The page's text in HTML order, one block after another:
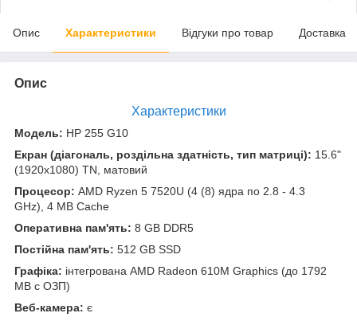
Опис Характеристики Відгуки про товар Доставка
Опис
Характеристики
Модель: HP 255 G10
Екран (діагональ, роздільна здатність, тип матриці): 15.6"
(1920x1080) TN, матовий
Процесор: AMD Ryzen 5 7520U (4 (8) ядра по 2.8 - 4.3
GHz), 4 MB Cache
Оперативна пам'ять: 8 GB DDR5
Постійна пам'ять: 512 GB SSD
Графіка: інтегрована AMD Radeon 610M Graphics (до 1792
MB с ОЗП)
Веб-камера: є